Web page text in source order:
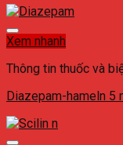
Xem nhanh
Thông tin thuốc và
Diazepam-hameln 5